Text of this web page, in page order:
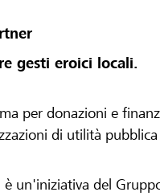
gesti eroici locali.
per donazioni e
di utilità
è un'iniziativa del